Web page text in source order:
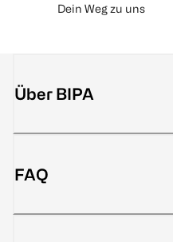
Dein Weg zu uns
Über BIPA
FAQ